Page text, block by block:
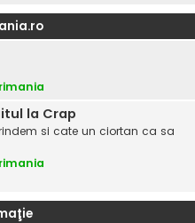
la Crap
si cate un ciortan ca sa